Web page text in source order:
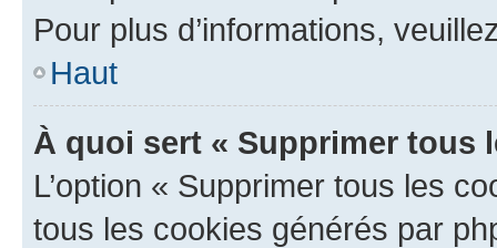
Pour plus d’informations,
Haut
À quoi sert « Supprimer tous
L’option « Supprimer tous les
tous les cookies générés par